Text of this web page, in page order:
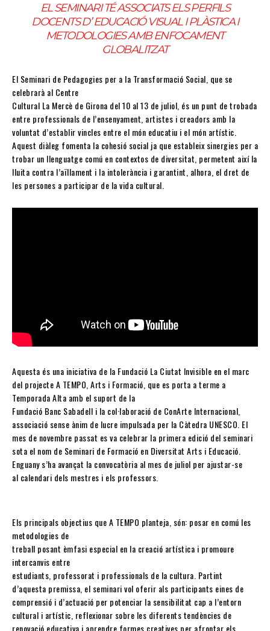
EL SEMINARI TÉ ASSOCIATS ELS PERFILS
DOCENTS D’ EDUCACIÓ VISUAL I PLÀSTICA I
METODOLOGIES AMB ENFOCAMENT
GLOBALITZAT
El Seminari de Pedagogies per a la Transformació Social, que se
celebrarà al Centre
Cultural La Mercè de Girona del 10 al 13 de juliol, és un punt de trobada
entre professionals de l’ensenyament, artistes i creadors amb la
voluntat d’establir vincles entre el món educatiu i el món artístic.
Aquest diàleg fomenta la cohesió social ja que estableix sinergies per a
trobar un llenguatge comú en contextos de diversitat, permetent així la
lluita contra l’aïllament i la intolerància i garantint, alhora, el dret de
les persones a participar de la vida cultural.
Aquesta és una iniciativa de la Fundació La Ciutat Invisible en el marc
del projecte A TEMPO, Arts i Formació, que es porta a terme a
Temporada Alta amb el suport de la
Fundació Banc Sabadell i la col·laboració de ConArte Internacional,
associació sense ànim de lucre impulsada per la Càtedra UNESCO. El
mes de novembre passat es va celebrar la primera edició del seminari
sota el nom de Seminari de Formació en Diversitat Arts i Educació.
Enguany s’ha avançat la convocatòria al mes de juliol per ajustar-se
al calendari dels mestres i els professors.
Els principals objectius que A TEMPO planteja, són: posar en comú les
metodologies de
treball posant èmfasi especial en la creació artística i promoure
intercanvis entre
estudiants, professorat i professionals de la cultura. Partint
d’aquesta premissa, el seminari vol oferir als participants eines de
comprensió i d’actuació per potenciar la sensibilitat cap a l’entorn
cultural i artístic, reflexionar sobre les diferents tendències de